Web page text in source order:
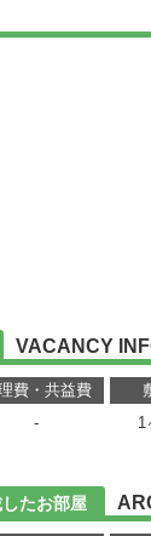
VACANCY
費・共益費
- 1
たお部屋